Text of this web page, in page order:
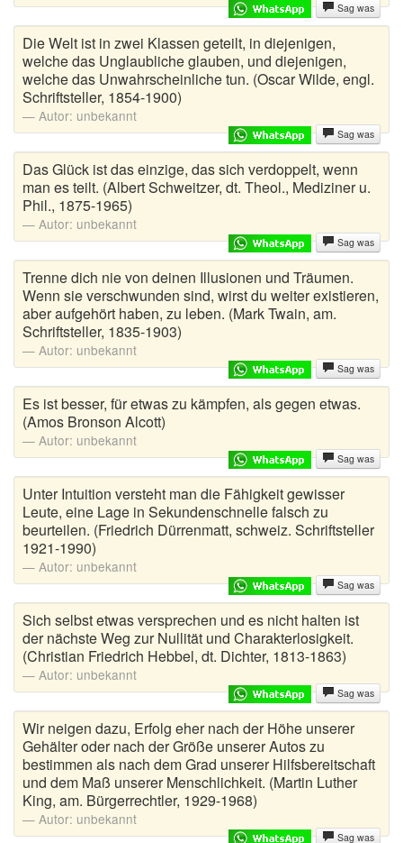
Weicheier
Weihnachtswitze
Wortwitze
Wusstest du schon
Zungenbrecher
Zufallswitz
Sag was
Die Welt ist in zwei Klassen geteilt, in diejenigen,
welche das Unglaubliche glauben, und diejenigen,
welche das Unwahrscheinliche tun. (Oscar Wilde, engl.
Schriftsteller, 1854-1900)
Autor: unbekannt
Sag was
Das Glück ist das einzige, das sich verdoppelt, wenn
man es teilt. (Albert Schweitzer, dt. Theol., Mediziner u.
Phil., 1875-1965)
Autor: unbekannt
Sag was
Trenne dich nie von deinen Illusionen und Träumen.
Wenn sie verschwunden sind, wirst du weiter existieren,
aber aufgehört haben, zu leben. (Mark Twain, am.
Schriftsteller, 1835-1903)
Autor: unbekannt
Sag was
Es ist besser, für etwas zu kämpfen, als gegen etwas.
(Amos Bronson Alcott)
Autor: unbekannt
Sag was
Unter Intuition versteht man die Fähigkeit gewisser
Leute, eine Lage in Sekundenschnelle falsch zu
beurteilen. (Friedrich Dürrenmatt, schweiz. Schriftsteller
1921-1990)
Autor: unbekannt
Sag was
Sich selbst etwas versprechen und es nicht halten ist
der nächste Weg zur Nullität und Charakterlosigkeit.
(Christian Friedrich Hebbel, dt. Dichter, 1813-1863)
Autor: unbekannt
Sag was
Wir neigen dazu, Erfolg eher nach der Höhe unserer
Gehälter oder nach der Größe unserer Autos zu
bestimmen als nach dem Grad unserer Hilfsbereitschaft
und dem Maß unserer Menschlichkeit. (Martin Luther
King, am. Bürgerrechtler, 1929-1968)
Autor: unbekannt
Sag was